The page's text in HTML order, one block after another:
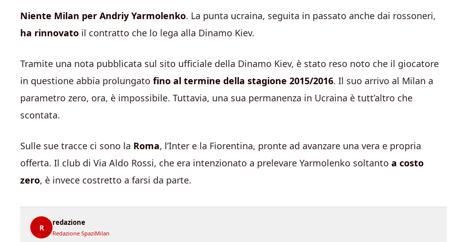
Niente Milan per Andriy Yarmolenko. La punta ucraina, seguita in passato anche dai rossoneri,
ha rinnovato il contratto che lo lega alla Dinamo Kiev.
Tramite una nota pubblicata sul sito ufficiale della Dinamo Kiev, è stato reso noto che il giocatore
in questione abbia prolungato fino al termine della stagione 2015/2016. Il suo arrivo al Milan a
parametro zero, ora, è impossibile. Tuttavia, una sua permanenza in Ucraina è tutt’altro che
scontata.
Sulle sue tracce ci sono la Roma, l’Inter e la Fiorentina, pronte ad avanzare una vera e propria
offerta. Il club di Via Aldo Rossi, che era intenzionato a prelevare Yarmolenko soltanto a costo
zero, è invece costretto a farsi da parte.
R
redazione
Redazione SpaziMilan